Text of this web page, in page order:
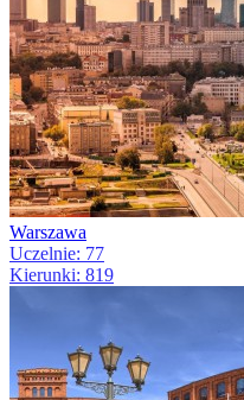
Warszawa
Uczelnie: 77
Kierunki: 819